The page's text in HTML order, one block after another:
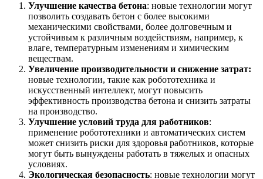
Улучшение качества бетона: новые технологии могут
позволить создавать бетон с более высокими
механическими свойствами, более долговечным и
устойчивым к различным воздействиям, например, к
влаге, температурным изменениям и химическим
веществам.
Увеличение производительности и снижение затрат:
новые технологии, такие как робототехника и
искусственный интеллект, могут повысить
эффективность производства бетона и снизить затраты
на производство.
Улучшение условий труда для работников:
применение робототехники и автоматических систем
может снизить риски для здоровья работников, которые
могут быть вынуждены работать в тяжелых и опасных
условиях.
Экологическая безопасность: новые технологии могут